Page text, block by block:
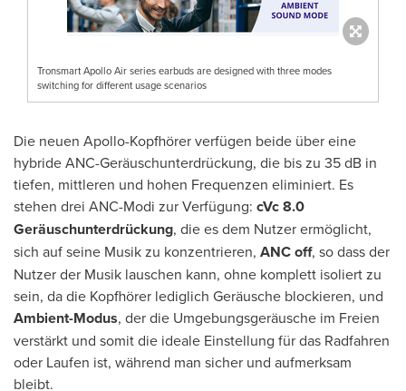
Tronsmart Apollo Air series earbuds are designed with three modes
switching for different usage scenarios
Die neuen Apollo-Kopfhörer verfügen beide über eine
hybride ANC-Geräuschunterdrückung, die bis zu 35 dB in
tiefen, mittleren und hohen Frequenzen eliminiert. Es
stehen drei ANC-Modi zur Verfügung: cVc 8.0
Geräuschunterdrückung, die es dem Nutzer ermöglicht,
sich auf seine Musik zu konzentrieren, ANC off, so dass der
Nutzer der Musik lauschen kann, ohne komplett isoliert zu
sein, da die Kopfhörer lediglich Geräusche blockieren, und
Ambient-Modus, der die Umgebungsgeräusche im Freien
verstärkt und somit die ideale Einstellung für das Radfahren
oder Laufen ist, während man sicher und aufmerksam
bleibt.